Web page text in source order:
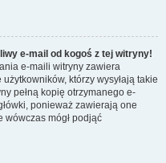
e-mail od kogoś z tej witryny!
e-maili witryny zawiera
którzy wysyłają takie
pełną kopię otrzymanego e-
ponieważ zawierają one
wówczas mógł podjąć